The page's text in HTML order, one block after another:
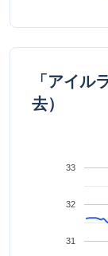
「アイル
去）
31
32
33